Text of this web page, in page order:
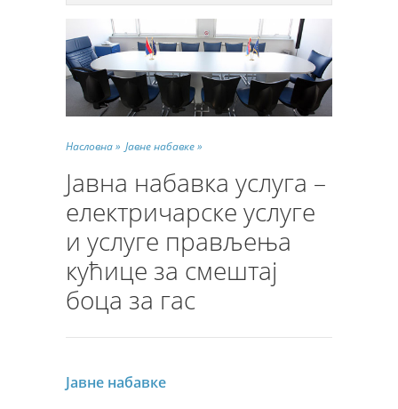
Насловна » Јавне набавке »
Јавна набавка услуга –
електричарске услуге
и услуге прављења
кућице за смештај
боца за гас
Јавне набавке